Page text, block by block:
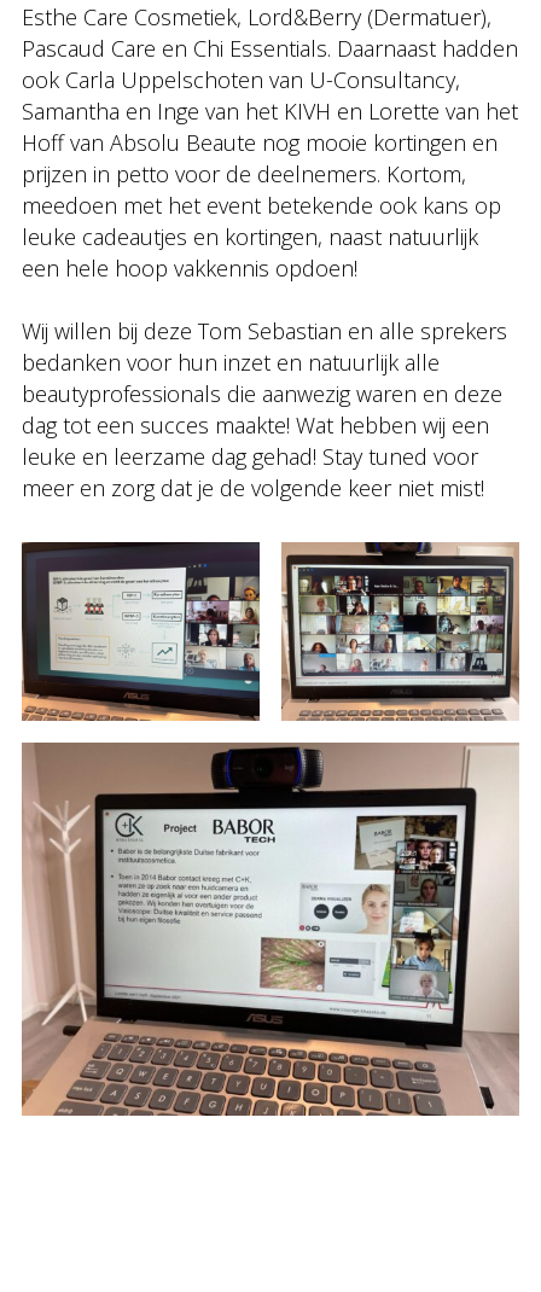
Esthe Care Cosmetiek, Lord&Berry (Dermatuer),
Pascaud Care en Chi Essentials. Daarnaast hadden
ook Carla Uppelschoten van U-Consultancy,
Samantha en Inge van het KIVH en Lorette van het
Hoff van Absolu Beaute nog mooie kortingen en
prijzen in petto voor de deelnemers. Kortom,
meedoen met het event betekende ook kans op
leuke cadeautjes en kortingen, naast natuurlijk
een hele hoop vakkennis opdoen!
Wij willen bij deze Tom Sebastian en alle sprekers
bedanken voor hun inzet en natuurlijk alle
beautyprofessionals die aanwezig waren en deze
dag tot een succes maakte! Wat hebben wij een
leuke en leerzame dag gehad! Stay tuned voor
meer en zorg dat je de volgende keer niet mist!